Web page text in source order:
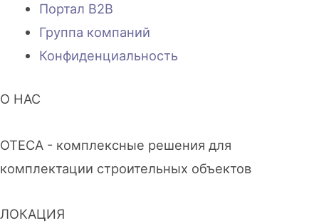
Портал B2B
Группа компаний
Конфиденциальность
О НАС
OTECA - комплексные решения для
комплектации строительных объектов
ЛОКАЦИЯ